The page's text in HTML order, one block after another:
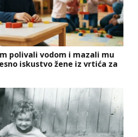
polivali vodom i mazali mu
iskustvo žene iz vrtića za